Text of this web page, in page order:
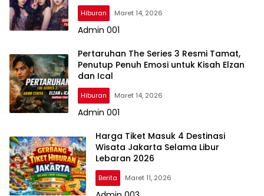
Hiburan Maret 14, 2026
Admin 001
Pertaruhan The Series 3 Resmi Tamat,
Penutup Penuh Emosi untuk Kisah Elzan
dan Ical
Hiburan Maret 14, 2026
Admin 001
Harga Tiket Masuk 4 Destinasi
Wisata Jakarta Selama Libur
Lebaran 2026
Berita Maret 11, 2026